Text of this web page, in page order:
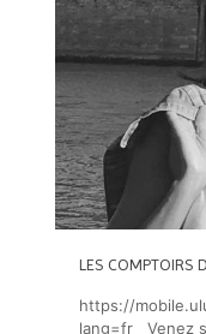
LES COMPTOIRS
https://
lang=fr Venez